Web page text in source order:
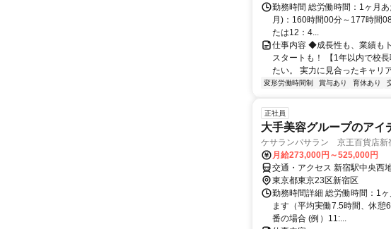
勤務時間 総労働時間：1ヶ月
月)：160時間00分～177時間
たは12：4...
仕事内容 ◆成長性も、業績も
スタートも！ 【1年以内で校
たい。 実力に見合ったキャリ
変形労働時間制 賞与あり 育休あり
正社員
大手美容グループのアイ
ケサランパサラン 京王百貨店新
月給273,000円～525,000円
交通・アクセス 新宿駅中央西
東京都東京23区新宿区
勤務時間詳細 総労働時間：1
ます（平均実働7.5時間、休
番の場合 (例）11:...